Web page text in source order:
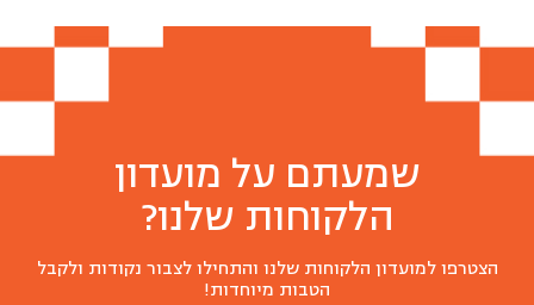
שמעתם על מועדון
הלקוחות שלנו?
הצטרפו למועדון הלקוחות שלנו והתחילו לצבור נקודות ולקבל
הטבות מיוחדות!